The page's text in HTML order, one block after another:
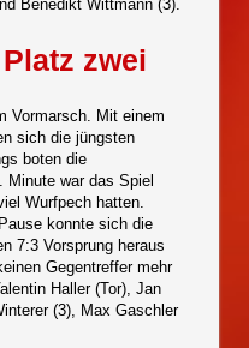
Benedikt Wittmann (3).
zwei
Vormarsch. Mit einem
sich die jüngsten
boten die
war das Spiel
Wurfpech hatten.
konnte sich die
7:3 Vorsprung heraus
Gegentreffer mehr
Haller (Tor), Jan
(3), Max Gaschler